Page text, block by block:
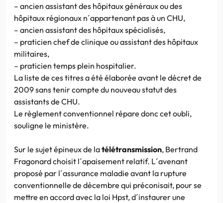
– ancien assistant des hôpitaux généraux ou des
hôpitaux régionaux n´appartenant pas à un CHU,
– ancien assistant des hôpitaux spécialisés,
– praticien chef de clinique ou assistant des hôpitaux
militaires,
– praticien temps plein hospitalier.
La liste de ces titres a été élaborée avant le décret de
2009 sans tenir compte du nouveau statut des
assistants de CHU.
Le règlement conventionnel répare donc cet oubli,
souligne le ministère.
Sur le sujet épineux de latélétransmission, Bertrand
Fragonard choisit l´apaisement relatif. L´avenant
proposé par l´assurance maladie avant la rupture
conventionnelle de décembre qui préconisait, pour se
mettre en accord avec la loi Hpst, d´instaurer une